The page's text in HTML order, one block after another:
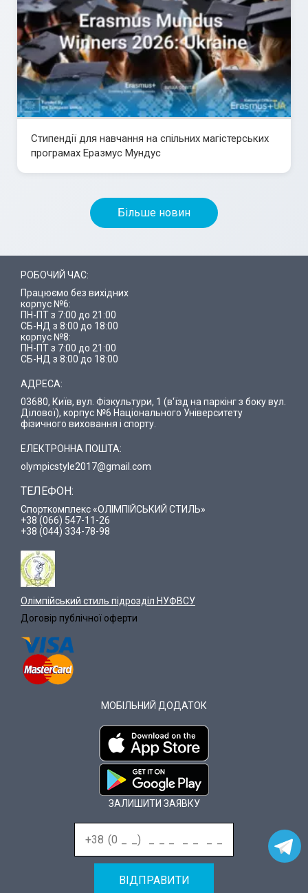
Стипендії для навчання на спільних магістерських
програмах Еразмус Мундус
Більше новин
РОБОЧИЙ ЧАС:
Працюємо без вихідних
корпус №6:
ПН-ПТ з 7:00 до 21:00
СБ-НД з 8:00 до 18:00
корпус №8:
ПН-ПТ з 7:00 до 21:00
СБ-НД з 8:00 до 18:00
АДРЕСА:
03680, Київ, вул. Фізкультури, 1 (в'їзд на паркінг з боку вул.
Ділової), корпус №6 Національного Університету
фізичного виховання і спорту.
ЕЛЕКТРОННА ПОШТА:
olympicstyle2017@gmail.com
ТЕЛЕФОН:
Спорткомплекс «ОЛІМПІЙСЬКИЙ СТИЛЬ»
+38 (066) 547-11-26
+38 (044) 334-78-98
Олімпійський стиль підрозділ НУФВСУ
Договір публічної оферти
МОБІЛЬНИЙ ДОДАТОК
ЗАЛИШИТИ ЗАЯВКУ
ВІДПРАВИТИ